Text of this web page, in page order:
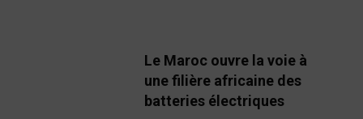
Le Maroc ouvre la voie à
une filière africaine des
batteries électriques